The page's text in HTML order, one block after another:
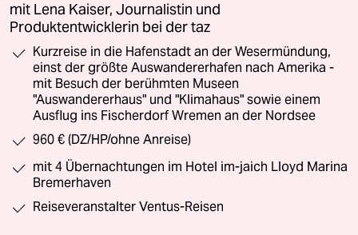
mit Lena Kaiser, Journalistin und
Produktentwicklerin bei der taz
Kurzreise in die Hafenstadt an der Wesermündung,
einst der größte Auswandererhafen nach Amerika -
mit Besuch der berühmten Museen
"Auswandererhaus" und "Klimahaus" sowie einem
Ausflug ins Fischerdorf Wremen an der Nordsee
960 € (DZ/HP/ohne Anreise)
mit 4 Übernachtungen im Hotel im-jaich Lloyd Marina
Bremerhaven
Reiseveranstalter Ventus-Reisen